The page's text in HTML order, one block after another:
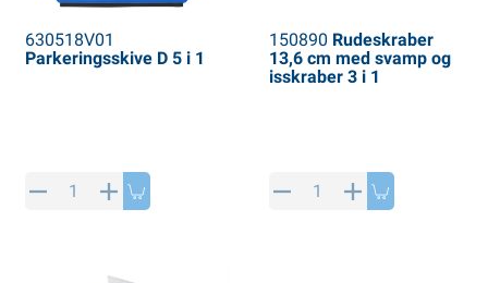
630518V01
Parkeringsskive D 5 i 1
150890 Rudeskraber
13,6 cm med svamp og
isskraber 3 i 1